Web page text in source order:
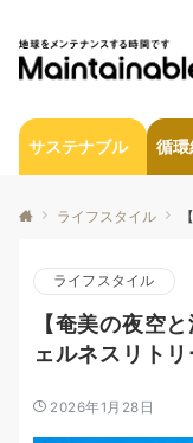
サステナブル 循
ライフスタイル
ライフスタイル
【奄美の夜空
ェルネスリト
2026年1月28日